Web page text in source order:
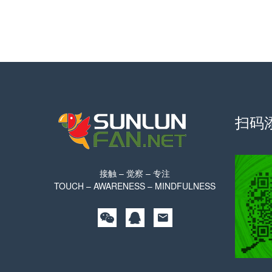
接触 – 觉察 – 专注
TOUCH – AWARENESS – MINDFULNESS
扫码